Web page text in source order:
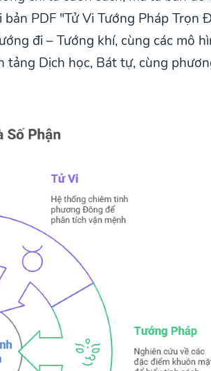
PDF "Tử Vi Tướng Pháp Trọn
đi – Tướng khí, cùng các mô
Dịch học, Bát tự, cùng